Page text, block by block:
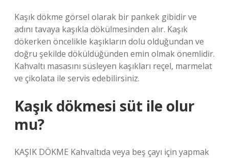
Kaşık dökme görsel olarak bir pankek gibidir ve
adını tavaya kaşıkla dökülmesinden alır. Kaşık
dökerken öncelikle kaşıkların dolu olduğundan ve
doğru şekilde döküldüğünden emin olmak önemlidir.
Kahvaltı masasını süsleyen kaşıkları reçel, marmelat
ve çikolata ile servis edebilirsiniz.
Kaşık dökmesi süt ile olur
mu?
KAŞIK DÖKME Kahvaltıda veya beş çayı için yapmak